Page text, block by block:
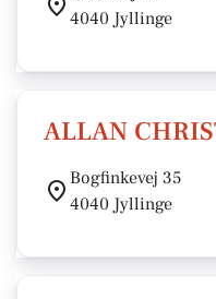
4040 Jyllinge
ALLAN
Bogfinkevej 35
4040 Jyllinge